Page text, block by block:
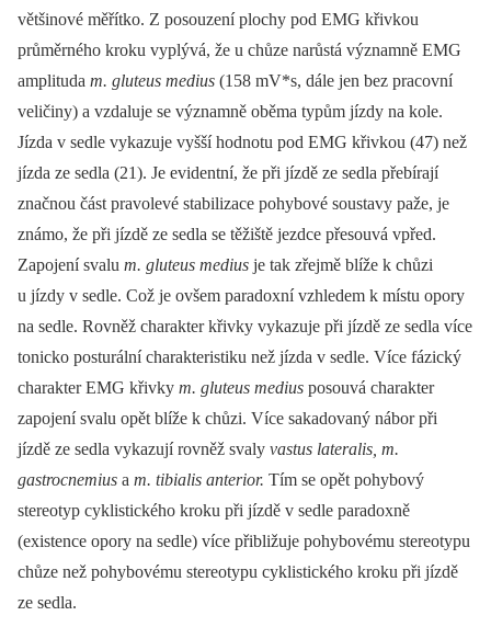
většinové měřítko. Z posouzení plochy pod EMG křivkou
průměrného kroku vyplývá, že u chůze narůstá významně EMG
amplituda m. gluteus medius (158 mV*s, dále jen bez pracovní
veličiny) a vzdaluje se významně oběma typům jízdy na kole.
Jízda v sedle vykazuje vyšší hodnotu pod EMG křivkou (47) než
jízda ze sedla (21). Je evidentní, že při jízdě ze sedla přebírají
značnou část pravolevé stabilizace pohybové soustavy paže, je
známo, že při jízdě ze sedla se těžiště jezdce přesouvá vpřed.
Zapojení svalu m. gluteus medius je tak zřejmě blíže k chůzi
u jízdy v sedle. Což je ovšem paradoxní vzhledem k místu opory
na sedle. Rovněž charakter křivky vykazuje při jízdě ze sedla více
tonicko posturální charakteristiku než jízda v sedle. Více fázický
charakter EMG křivky m. gluteus medius posouvá charakter
zapojení svalu opět blíže k chůzi. Více sakadovaný nábor při
jízdě ze sedla vykazují rovněž svaly vastus lateralis, m.
gastrocnemius a m. tibialis anterior. Tím se opět pohybový
stereotyp cyklistického kroku při jízdě v sedle paradoxně
(existence opory na sedle) více přibližuje pohybovému stereotypu
chůze než pohybovému stereotypu cyklistického kroku při jízdě
ze sedla.